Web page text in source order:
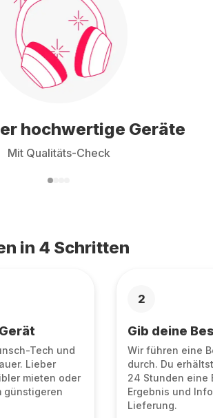
hochwertige Geräte
Mit Qualitäts-Check
in 4 Schritten
Tech und
Lieber
mieten oder
günstigeren
2
Gib deine
Wir führen eine
durch. Du
24 Stunden eine
Ergebnis und
Lieferung.